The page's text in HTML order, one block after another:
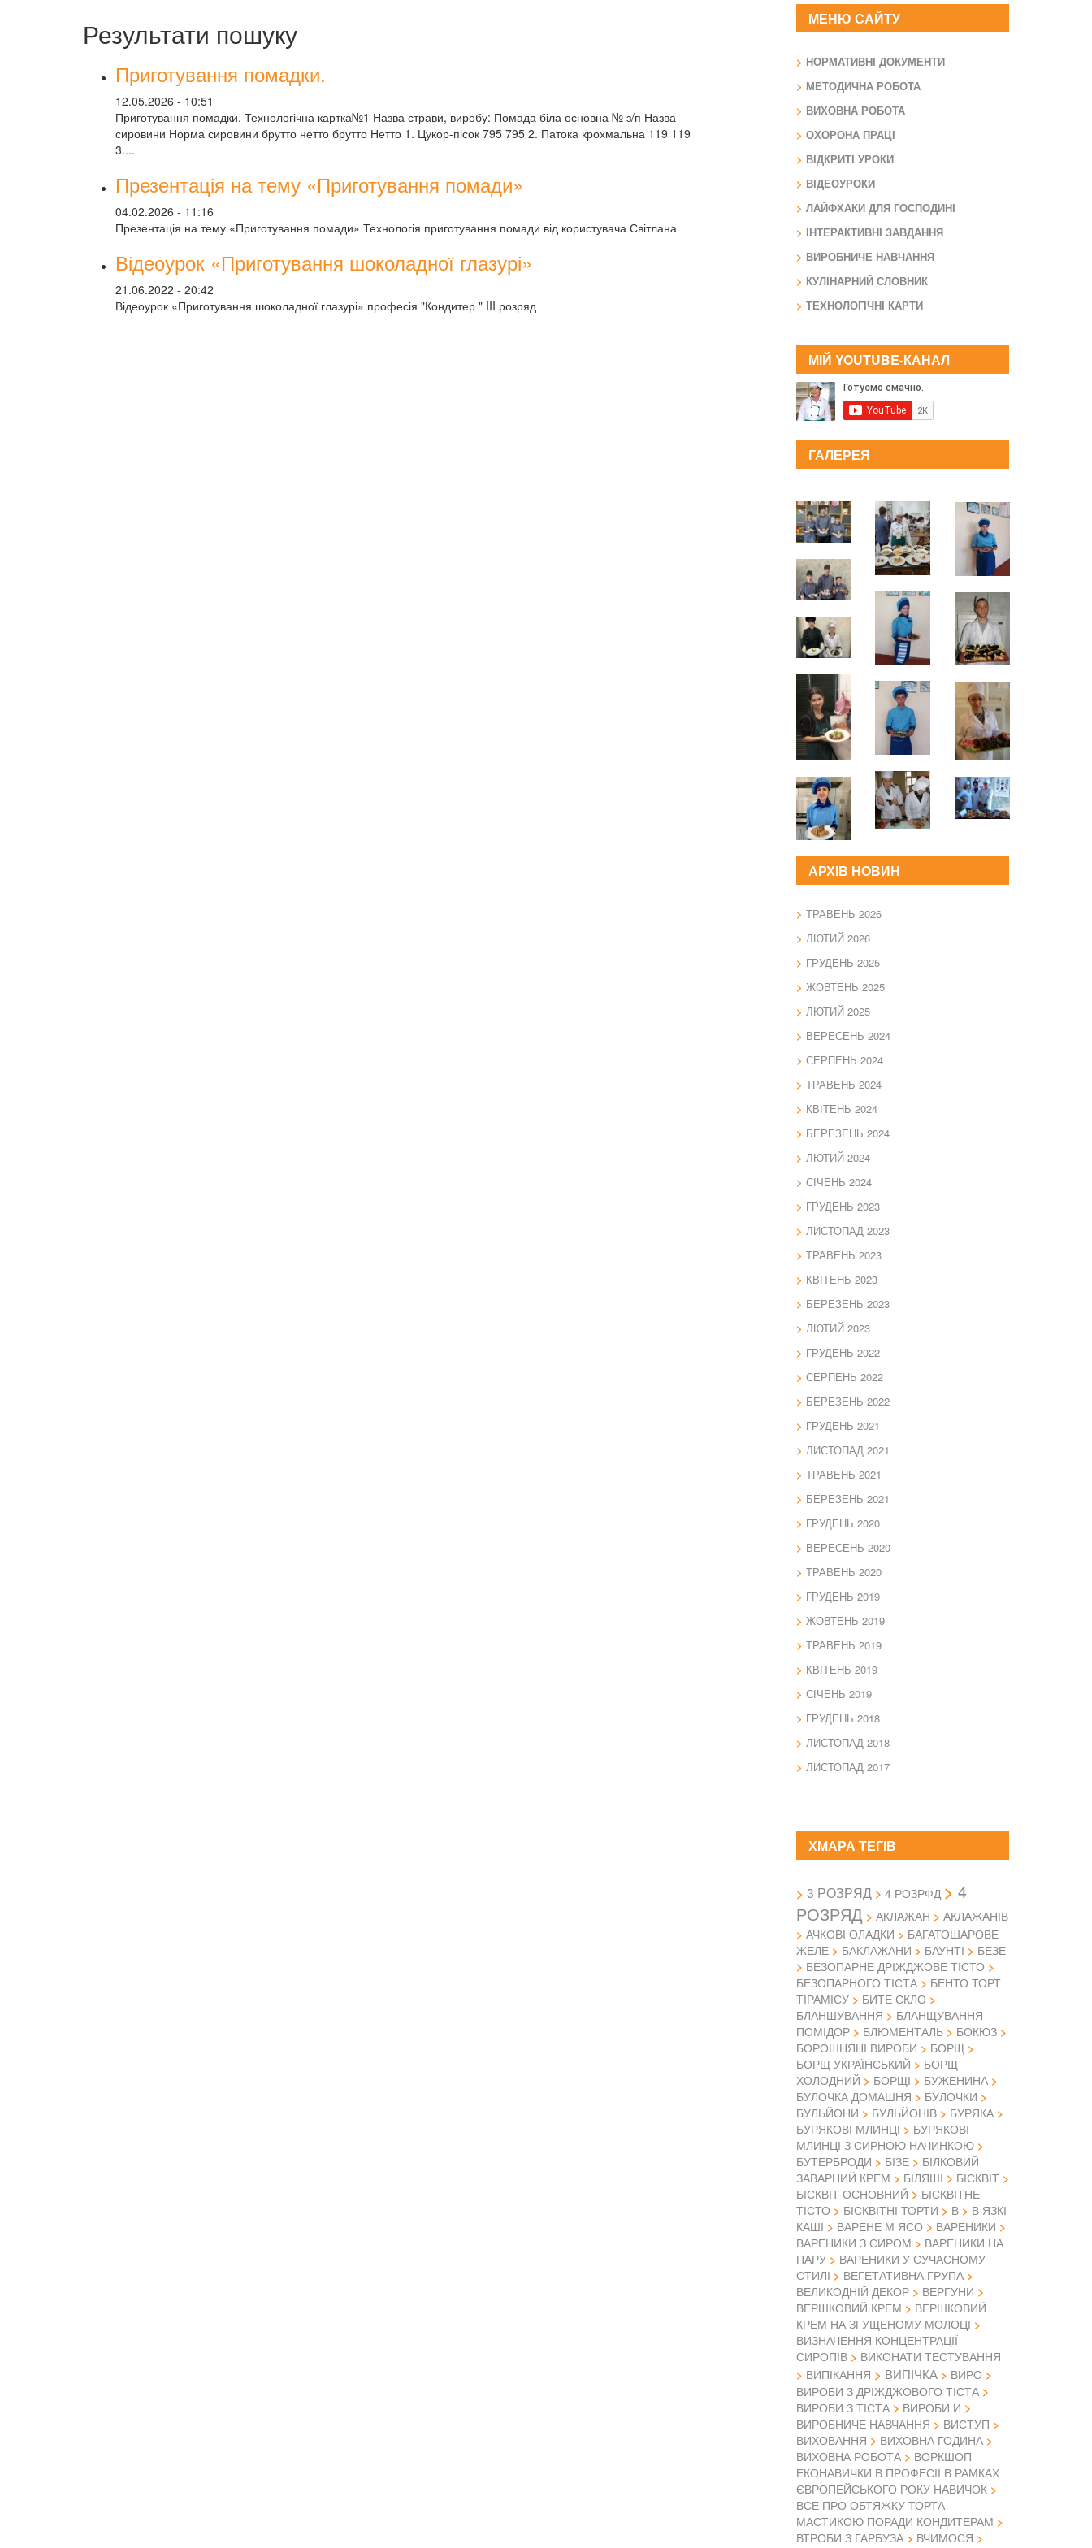
Результати пошуку
Приготування помадки.
12.05.2026 - 10:51
Приготування помадки. Технологічна картка№1 Назва страви, виробу: Помада біла основна № з/п Назва
сировини Норма сировини брутто нетто брутто Нетто 1. Цукор-пісок 795 795 2. Патока крохмальна 119 119
3....
Презентація на тему «Приготування помади»
04.02.2026 - 11:16
Презентація на тему «Приготування помади» Технологія приготування помади від користувача Світлана
Відеоурок «Приготування шоколадної глазурі»
21.06.2022 - 20:42
Відеоурок «Приготування шоколадної глазурі» професія "Кондитер " III розряд
МЕНЮ САЙТУ
НОРМАТИВНІ ДОКУМЕНТИ
МЕТОДИЧНА РОБОТА
ВИХОВНА РОБОТА
ОХОРОНА ПРАЦІ
ВІДКРИТІ УРОКИ
ВІДЕОУРОКИ
ЛАЙФХАКИ ДЛЯ ГОСПОДИНІ
ІНТЕРАКТИВНІ ЗАВДАННЯ
ВИРОБНИЧЕ НАВЧАННЯ
КУЛІНАРНИЙ СЛОВНИК
ТЕХНОЛОГІЧНІ КАРТИ
МІЙ YOUTUBE-КАНАЛ
ГАЛЕРЕЯ
АРХІВ НОВИН
ТРАВЕНЬ 2026
ЛЮТИЙ 2026
ГРУДЕНЬ 2025
ЖОВТЕНЬ 2025
ЛЮТИЙ 2025
ВЕРЕСЕНЬ 2024
СЕРПЕНЬ 2024
ТРАВЕНЬ 2024
КВІТЕНЬ 2024
БЕРЕЗЕНЬ 2024
ЛЮТИЙ 2024
СІЧЕНЬ 2024
ГРУДЕНЬ 2023
ЛИСТОПАД 2023
ТРАВЕНЬ 2023
КВІТЕНЬ 2023
БЕРЕЗЕНЬ 2023
ЛЮТИЙ 2023
ГРУДЕНЬ 2022
СЕРПЕНЬ 2022
БЕРЕЗЕНЬ 2022
ГРУДЕНЬ 2021
ЛИСТОПАД 2021
ТРАВЕНЬ 2021
БЕРЕЗЕНЬ 2021
ГРУДЕНЬ 2020
ВЕРЕСЕНЬ 2020
ТРАВЕНЬ 2020
ГРУДЕНЬ 2019
ЖОВТЕНЬ 2019
ТРАВЕНЬ 2019
КВІТЕНЬ 2019
СІЧЕНЬ 2019
ГРУДЕНЬ 2018
ЛИСТОПАД 2018
ЛИСТОПАД 2017
ХМАРА ТЕГІВ
3 РОЗРЯД 4 РОЗРФД
4
РОЗРЯД
АКЛАЖАН
АКЛАЖАНІВ
АЧКОВІ ОЛАДКИ
БАГАТОШАРОВЕ
ЖЕЛЕ
БАКЛАЖАНИ БАУНТІ
БЕЗЕ
БЕЗОПАРНЕ ДРІЖДЖОВЕ ТІСТО
БЕЗОПАРНОГО ТІСТА
БЕНТО ТОРТ
ТІРАМІСУ
БИТЕ СКЛО
БЛАНШУВАННЯ
БЛАНЩУВАННЯ
ПОМІДОР
БЛЮМЕНТАЛЬ
БОКЮЗ
БОРОШНЯНІ ВИРОБИ
БОРЩ
БОРЩ УКРАЇНСЬКИЙ
БОРЩ
ХОЛОДНИЙ
БОРЩІ
БУЖЕНИНА
БУЛОЧКА ДОМАШНЯ
БУЛОЧКИ
БУЛЬЙОНИ
БУЛЬЙОНІВ
БУРЯКА
БУРЯКОВІ МЛИНЦІ
БУРЯКОВІ
МЛИНЦІ З СИРНОЮ НАЧИНКОЮ
БУТЕРБРОДИ
БІЗЕ
БІЛКОВИЙ
ЗАВАРНИЙ КРЕМ
БІЛЯШІ
БІСКВІТ
БІСКВІТ ОСНОВНИЙ
БІСКВІТНЕ
ТІСТО
БІСКВІТНІ ТОРТИ В
В ЯЗКІ
КАШІ
ВАРЕНЕ М ЯСО
ВАРЕНИКИ
ВАРЕНИКИ З СИРОМ
ВАРЕНИКИ НА
ПАРУ
ВАРЕНИКИ У СУЧАСНОМУ
СТИЛІ
ВЕГЕТАТИВНА ГРУПА
ВЕЛИКОДНІЙ ДЕКОР
ВЕРГУНИ
ВЕРШКОВИЙ КРЕМ
ВЕРШКОВИЙ
КРЕМ НА ЗГУЩЕНОМУ МОЛОЦІ
ВИЗНАЧЕННЯ КОНЦЕНТРАЦІЇ
СИРОПІВ
ВИКОНАТИ ТЕСТУВАННЯ
ВИПІКАННЯ
ВИПІЧКА
ВИРО
ВИРОБИ З ДРІЖДЖОВОГО ТІСТА
ВИРОБИ З ТІСТА
ВИРОБИ И
ВИРОБНИЧЕ НАВЧАННЯ
ВИСТУП
ВИХОВАННЯ
ВИХОВНА ГОДИНА
ВИХОВНА РОБОТА
ВОРКШОП
ЕКОНАВИЧКИ В ПРОФЕСІЇ В РАМКАХ
ЄВРОПЕЙСЬКОГО РОКУ НАВИЧОК
ВСЕ ПРО ОБТЯЖКУ ТОРТА
МАСТИКОЮ ПОРАДИ КОНДИТЕРАМ
ВТРОБИ З ГАРБУЗА
ВЧИМОСЯ